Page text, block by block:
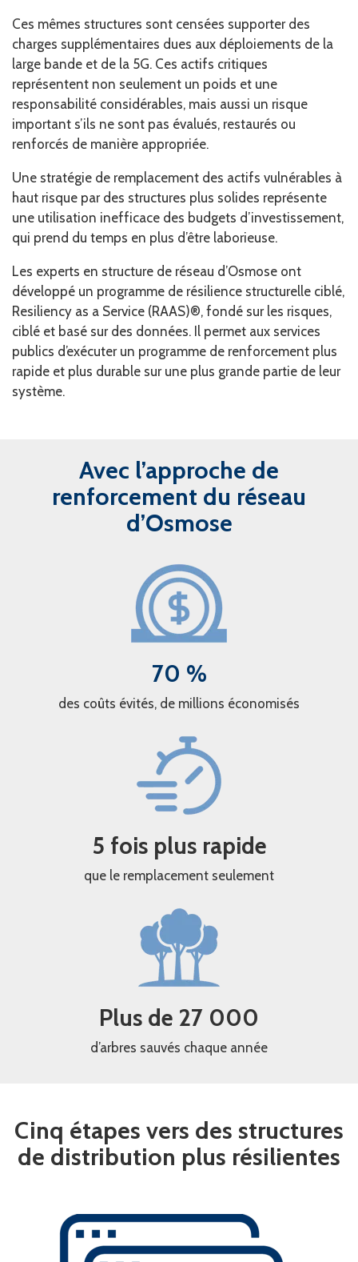
Ces mêmes structures sont censées supporter des
charges supplémentaires dues aux déploiements de la
large bande et de la 5G. Ces actifs critiques
représentent non seulement un poids et une
responsabilité considérables, mais aussi un risque
important s’ils ne sont pas évalués, restaurés ou
renforcés de manière appropriée.
Une stratégie de remplacement des actifs vulnérables à
haut risque par des structures plus solides représente
une utilisation inefficace des budgets d’investissement,
qui prend du temps en plus d’être laborieuse.
Les experts en structure de réseau d’Osmose ont
développé un programme de résilience structurelle ciblé,
Resiliency as a Service (RAAS)®, fondé sur les risques,
ciblé et basé sur des données. Il permet aux services
publics d’exécuter un programme de renforcement plus
rapide et plus durable sur une plus grande partie de leur
système.
Avec l’approche de
renforcement du réseau
d’Osmose
70 %
des coûts évités, de millions économisés
5 fois plus rapide
que le remplacement seulement
Plus de 27 000
d’arbres sauvés chaque année
Cinq étapes vers des structures
de distribution plus résilientes